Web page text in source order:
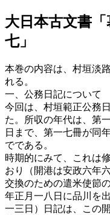
大日本古文書
七」
本巻の内容は、村垣淡
れる。
一、公務日記について
今回は、村垣範正公務
た。所収の年代は、第
日まで、第一七冊が同
でである。
時期的にみて、これは
おり（開港は安政六年
交換のための遣米使節
年正月一八日に品川を
一三日）日記は、この